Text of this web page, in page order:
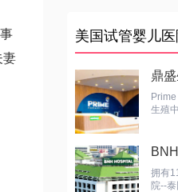
妻
美国试管婴儿
鼎
生殖
拥有
院--